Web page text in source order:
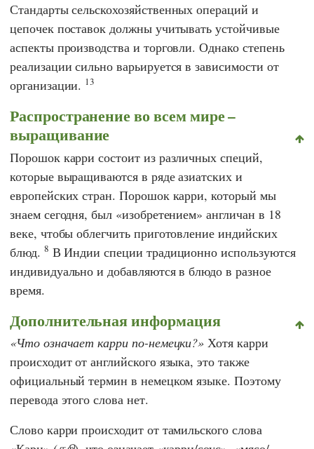
Стандарты сельскохозяйственных операций и
цепочек поставок должны учитывать устойчивые
аспекты производства и торговли. Однако степень
реализации сильно варьируется в зависимости от
организации. 13
Распространение во всем мире –
выращивание
Порошок карри состоит из различных специй,
которые выращиваются в ряде азиатских и
европейских стран. Порошок карри, который мы
знаем сегодня, был «изобретением» англичан в 18
веке, чтобы облегчить приготовление индийских
блюд. 8 В Индии специи традиционно используются
индивидуально и добавляются в блюдо в разное
время.
Дополнительная информация
Что означает карри по-немецки? Хотя карри
происходит от английского языка, это также
официальный термин в немецком языке. Поэтому
перевода этого слова нет.
Слово карри происходит от тамильского слова